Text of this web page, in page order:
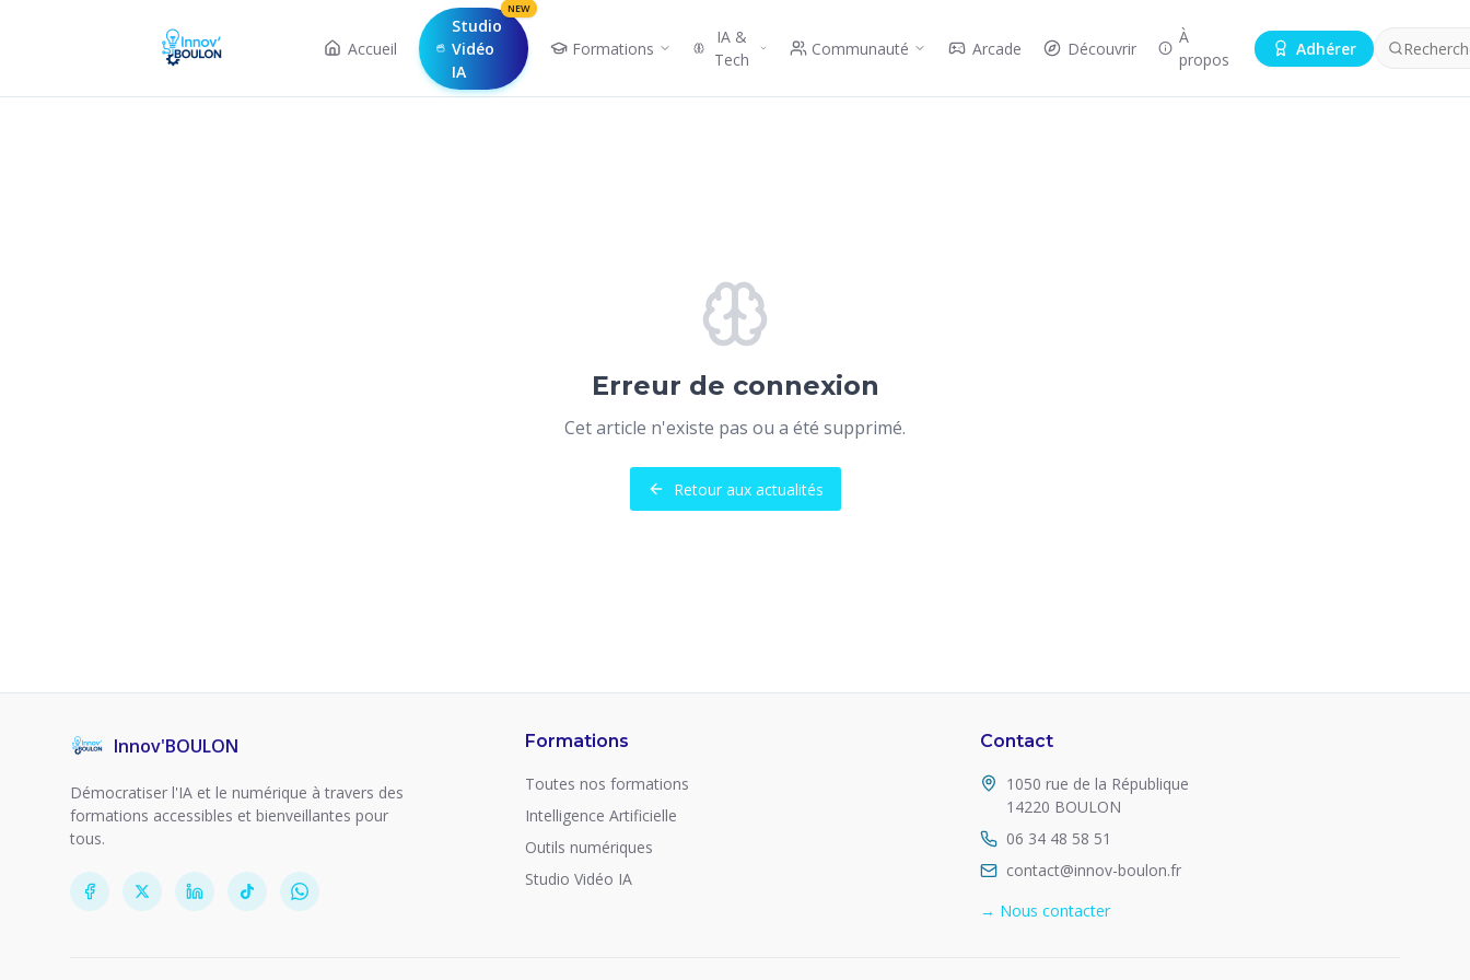
Accueil
Studio
Vidéo
IA
NEW
Formations
IA &
Tech
Communauté Arcade Découvrir
À
propos
Adhérer
Erreur de connexion
Cet article n'existe pas ou a été supprimé.
Retour aux actualités
Innov'BOULON
Démocratiser l'IA et le numérique à travers des
formations accessibles et bienveillantes pour
tous.
Formations
Toutes nos formations
Intelligence Artificielle
Outils numériques
Studio Vidéo IA
Contact
1050 rue de la République
14220 BOULON
06 34 48 58 51
contact@innov-boulon.fr
→ Nous contacter